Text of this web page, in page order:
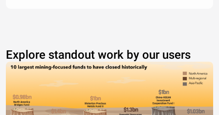
Explore standout work by our users